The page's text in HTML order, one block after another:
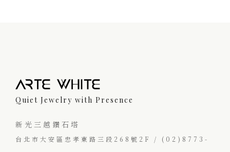
Quiet Jewelry with Presence
新光三越鑽石塔
台北市大安區忠孝東路三段268號2F / (02)8773-